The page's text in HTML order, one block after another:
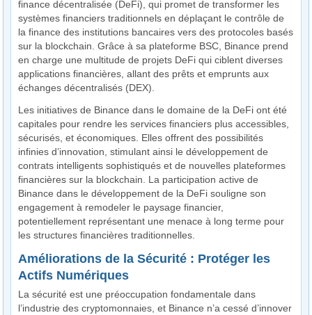
finance décentralisée (DeFi), qui promet de transformer les
systèmes financiers traditionnels en déplaçant le contrôle de
la finance des institutions bancaires vers des protocoles basés
sur la blockchain. Grâce à sa plateforme BSC, Binance prend
en charge une multitude de projets DeFi qui ciblent diverses
applications financières, allant des prêts et emprunts aux
échanges décentralisés (DEX).
Les initiatives de Binance dans le domaine de la DeFi ont été
capitales pour rendre les services financiers plus accessibles,
sécurisés, et économiques. Elles offrent des possibilités
infinies d’innovation, stimulant ainsi le développement de
contrats intelligents sophistiqués et de nouvelles plateformes
financières sur la blockchain. La participation active de
Binance dans le développement de la DeFi souligne son
engagement à remodeler le paysage financier,
potentiellement représentant une menace à long terme pour
les structures financières traditionnelles.
Améliorations de la Sécurité : Protéger les
Actifs Numériques
La sécurité est une préoccupation fondamentale dans
l’industrie des cryptomonnaies, et Binance n’a cessé d’innover